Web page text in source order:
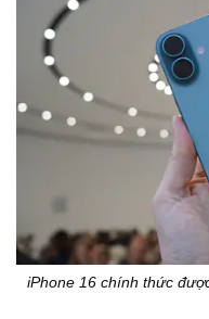
iPhone 16 chính thức